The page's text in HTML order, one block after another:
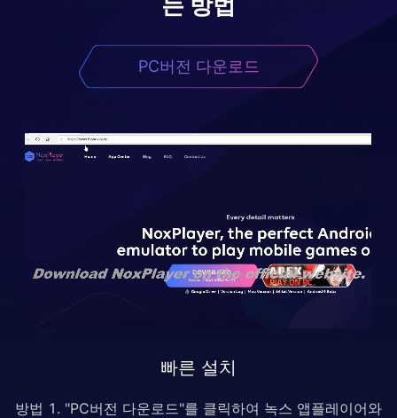
PC버전 다운로드
빠른 설치
방법 1. "PC버전 다운로드"를 클릭하여 녹스 앱플레이어와